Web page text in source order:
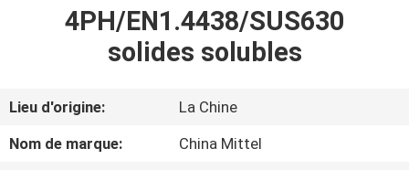
DE
NOUS
4PH/EN1.4438/SUS630
solides solubles
Lieu d'origine:
La Chine
Nom de marque:
China Mittel